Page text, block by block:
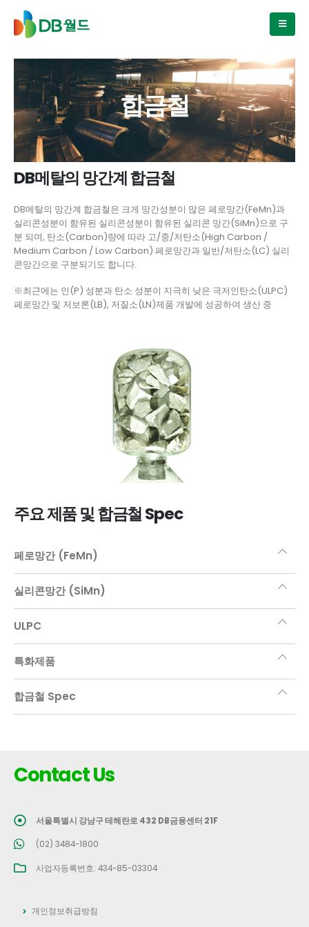
합금철
DB메탈의 망간계 합금철
DB메탈의 망간계 합금철은 크게 망간성분이 많은 페로망간(FeMn)과
실리콘성분이 함유된 실리콘성분이 함유된 실리콘 망간(SiMn)으로 구
분 되며, 탄소(Carbon)량에 따라 고/중/저탄소(High Carbon /
Medium Carbon / Low Carbon) 페로망간과 일반/저탄소(LC) 실리
콘망간으로 구분되기도 합니다.
※최근에는 인(P) 성분과 탄소 성분이 지극히 낮은 극저인탄소(ULPC)
페로망간 및 저보론(LB), 저질소(LN)제품 개발에 성공하여 생산 중
주요 제품 및 합금철 Spec
페로망간 (FeMn)
실리콘망간 (SiMn)
ULPC
특화제품
합금철 Spec
Contact Us
서울특별시 강남구 테헤란로 432 DB금융센터 21F
(02) 3484-1800
사업자등록번호: 434-85-03304
개인정보취급방침